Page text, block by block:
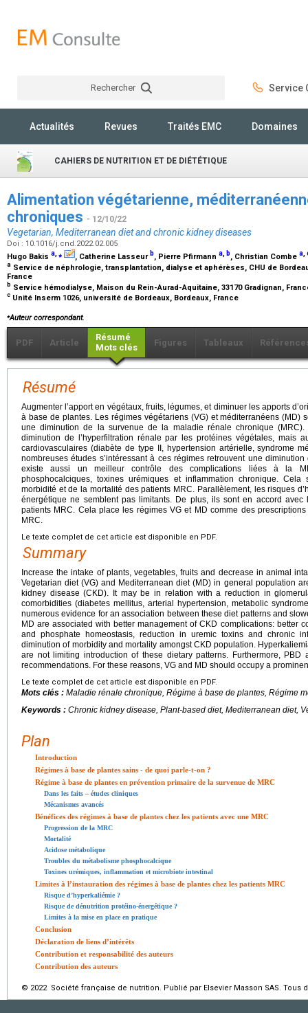
Rechercher Service
Actualités Revues Traités EMC Domaines
CAHIERS DE NUTRITION ET DE DIÉTÉTIQUE
Alimentation végétarienne,
chroniques - 12/10/22
Vegetarian, Mediterranean diet and chronic kidney diseases
Doi : 10.1016/j.cnd.2022.02.005
Hugo Bakis a,⁎ , Catherine Lasseur b, Pierre Pfirmann a, b, Christian Combe a,
a Service de néphrologie, transplantation, dialyse et aphérèses, CHU de
France
b Service hémodialyse, Maison du Rein-Aurad-Aquitaine, 33170 Gradignan,
c Unité Inserm 1026, université de Bordeaux, Bordeaux, France
⁎Auteur correspondant.
PDF Article
Résumé
Mots clés
Figures Tableaux
Résumé
Augmenter l’apport en végétaux, fruits, légumes, et diminuer les apports
à base de plantes. Les régimes végétariens (VG) et méditerranéens (MD)
une diminution de la survenue de la maladie rénale chronique
diminution de l’hyperfiltration rénale par les protéines végétales, mais
cardiovasculaires (diabète de type II, hypertension artérielle, syndrome
nombreuses études s’intéressant à ces régimes retrouvent une
existe aussi un meilleur contrôle des complications liées à la
phosphocalciques, toxines urémiques et inflammation chronique. Cela
morbidité et de la mortalité des patients MRC. Parallèlement, les risques
énergétique ne semblent pas limitants. De plus, ils sont en accord avec
patients MRC. Cela place les régimes VG et MD comme des
MRC.
Le texte complet de cet article est disponible en PDF.
Summary
Increase the intake of plants, vegetables, fruits and decrease in animal
Vegetarian diet (VG) and Mediterranean diet (MD) in general population
kidney disease (CKD). It may be in relation with a reduction in
comorbidities (diabetes mellitus, arterial hypertension, metabolic
numerous evidence for an association between these diet patterns and
MD are associated with better management of CKD complications: better
and phosphate homeostasis, reduction in uremic toxins and chronic
diminution of morbidity and mortality amongst CKD population.
are not limiting introduction of these dietary patterns. Furthermore,
recommendations. For these reasons, VG and MD should occupy a
Le texte complet de cet article est disponible en PDF.
Mots clés : Maladie rénale chronique, Régime à base de plantes, Régime
Keywords : Chronic kidney disease, Plant-based diet, Mediterranean diet,
Plan
Introduction
Régimes à base de plantes sains - de quoi parle-t-on ?
Régime à base de plantes en prévention primaire de la survenue de MRC
Dans les faits – études cliniques
Mécanismes avancés
Bénéfices des régimes à base de plantes chez les patients avec une MRC
Progression de la MRC
Mortalité
Acidose métabolique
Troubles du métabolisme phosphocalcique
Toxines urémiques, inflammation et microbiote intestinal
Limites à l’instauration des régimes à base de plantes chez les patients MRC
Risque d’hyperkaliémie ?
Risque de dénutrition protéino-énergétique ?
Limites à la mise en place en pratique
Conclusion
Déclaration de liens d’intérêts
Contribution et responsabilité des auteurs
Contribution des auteurs
© 2022 Société française de nutrition. Publié par Elsevier Masson SAS. Tous